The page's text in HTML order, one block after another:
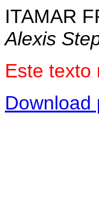
ITAMAR
Alexis
Este texto
Download